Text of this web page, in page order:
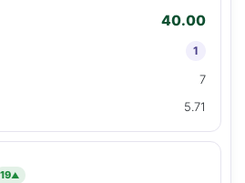
40.00
1
7
5.71
19▲